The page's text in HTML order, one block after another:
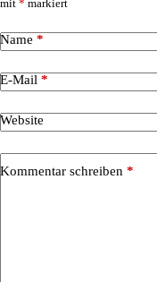
mit * markiert
Name *
E-Mail *
Website
Kommentar schreiben *